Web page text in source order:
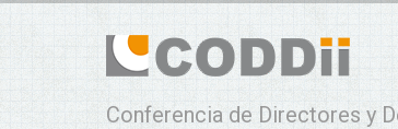
Conferencia de Directores y